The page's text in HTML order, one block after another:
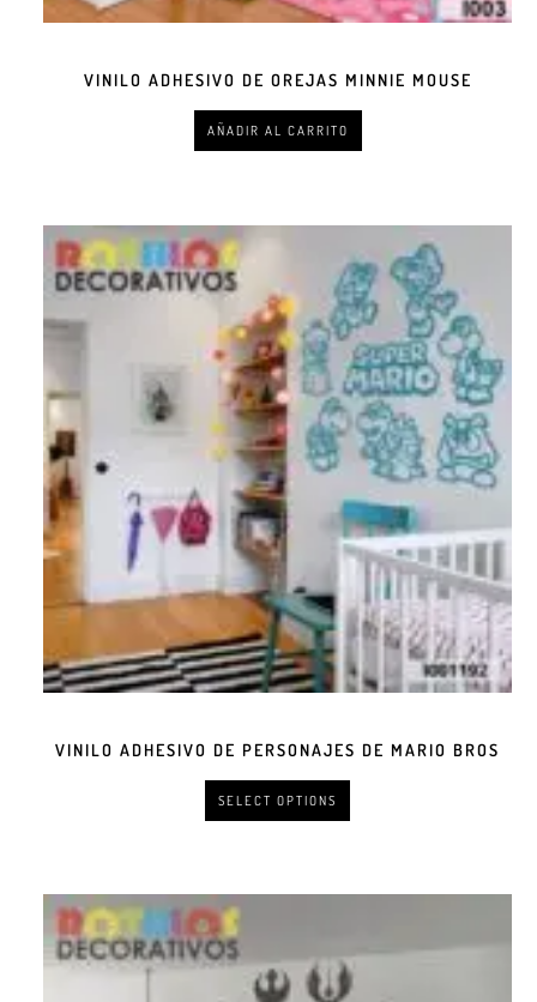
VINILO ADHESIVO DE OREJAS MINNIE MOUSE
AÑADIR AL CARRITO
VINILO ADHESIVO DE PERSONAJES DE MARIO BROS
SELECT OPTIONS